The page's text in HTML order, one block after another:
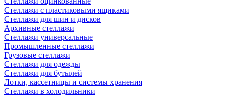
Стеллажи с пластиковыми ящиками
Стеллажи для шин и дисков
Архивные стеллажи
Стеллажи универсальные
Промышленные стеллажи
Грузовые стеллажи
Стеллажи для одежды
Стеллажи для бутылей
Лотки, кассетницы и системы хранения
Стеллажи в холодильники